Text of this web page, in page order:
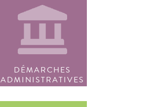
DÉMARCHES
ADMINISTRATIVES